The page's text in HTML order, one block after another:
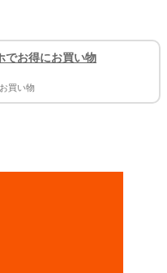
でお得にお買い物
買い物